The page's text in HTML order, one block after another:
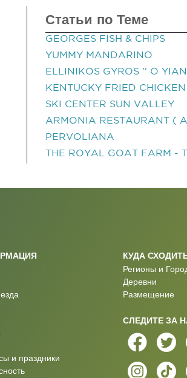
Статьи по Теме
GEORGES FISH & CHIPS
YUMMY MANDARINO
ELLINIKOS GYROS '' O
KENTUCKY FRIED
SKI CENTER SUN VALLEY
ARMONIA RESTAURANT (
PERVOLIANA
THE ROYAL GOAT FARM -
и праздники
КУДА
Регионы и
Деревни
Размещение
СЛЕДИТЕ ЗА